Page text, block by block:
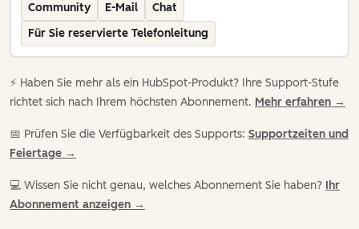
Community E-Mail
Chat
Für Sie reservierte Telefonleitung
⚡️ Haben Sie mehr als ein HubSpot-Produkt? Ihre Support-Stufe
richtet sich nach Ihrem höchsten Abonnement. Mehr erfahren →
📅 Prüfen Sie die Verfügbarkeit des Supports: Supportzeiten und
Feiertage →
💻 Wissen Sie nicht genau, welches Abonnement Sie haben? Ihr
Abonnement anzeigen →